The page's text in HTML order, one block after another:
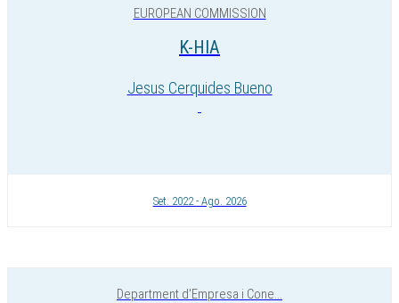
EUROPEAN COMMISSION
K-HIA
Jesus Cerquides Bueno
Set. 2022 - Ago. 2026
Department d'Empresa i Cone...